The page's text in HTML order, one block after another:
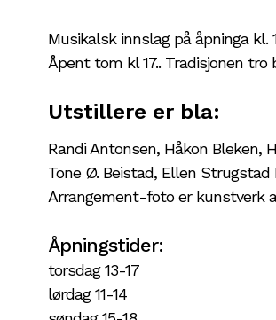
Musikalsk innslag på åpninga kl.
Åpent tom kl 17.. Tradisjonen
Utstillere er bla:
Randi Antonsen, Håkon Bleken,
Tone Ø. Beistad, Ellen
Arrangement-foto er kunstverk
Åpningstider:
torsdag 13-17
lørdag 11-14